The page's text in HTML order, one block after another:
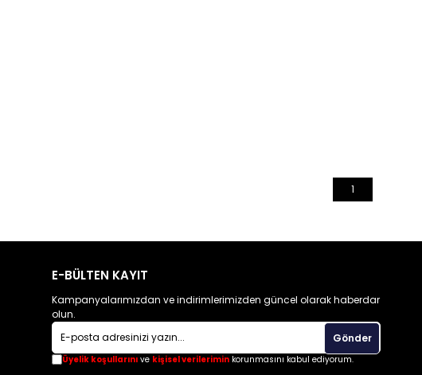
1
E-BÜLTEN KAYIT
Kampanyalarımızdan ve indirimlerimizden güncel olarak haberdar
olun.
Gönder
Üyelik koşullarınıve kişisel verileriminkorunmasını kabul ediyorum.